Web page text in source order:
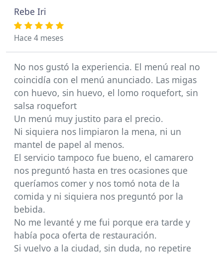
Rebe Iri
Hace 4 meses
No nos gustó la experiencia. El menú real no
coincidía con el menú anunciado. Las migas
con huevo, sin huevo, el lomo roquefort, sin
salsa roquefort
Un menú muy justito para el precio.
Ni siquiera nos limpiaron la mena, ni un
mantel de papel al menos.
El servicio tampoco fue bueno, el camarero
nos preguntó hasta en tres ocasiones que
queríamos comer y nos tomó nota de la
comida y ni siquiera nos preguntó por la
bebida.
No me levanté y me fui porque era tarde y
había poca oferta de restauración.
Si vuelvo a la ciudad, sin duda, no repetire